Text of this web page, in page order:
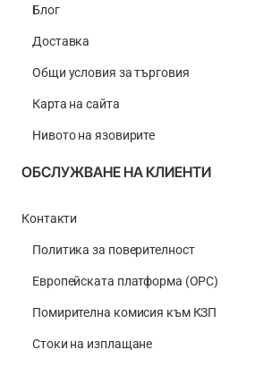
Блог
Доставка
Общи условия за търговия
Карта на сайта
Нивото на язовирите
ОБСЛУЖВАНЕ НА КЛИЕНТИ
Контакти
Политика за поверителност
Европейската платформа (ОРС)
Помирителна комисия към КЗП
Стоки на изплащане